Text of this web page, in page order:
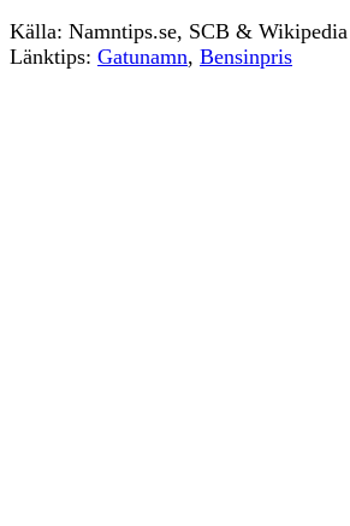
Källa: Namntips.se, SCB &
Länktips: Gatunamn, Bensinpris